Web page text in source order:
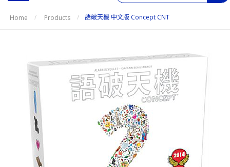
navigation
Home Products 語破天機 中文版 Concept CNT